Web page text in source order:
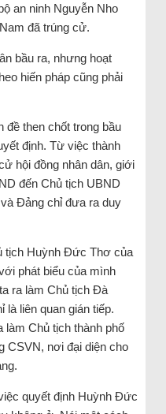
an ninh Nguyễn Nho
đã trúng cử.
bầu ra, nhưng hoạt
hiến pháp cũng phải
đề then chốt trong bầu
định. Từ việc thành
hội đồng nhân dân, giới
đến Chủ tịch UBND
Đảng chỉ đưa ra duy
tịch Huỳnh Đức Thơ của
phát biểu của mình
ra làm Chủ tịch Đà
là liên quan gián tiếp.
làm Chủ tịch thành phố
CSVN, nơi đại diện cho
quyết định Huỳnh Đức